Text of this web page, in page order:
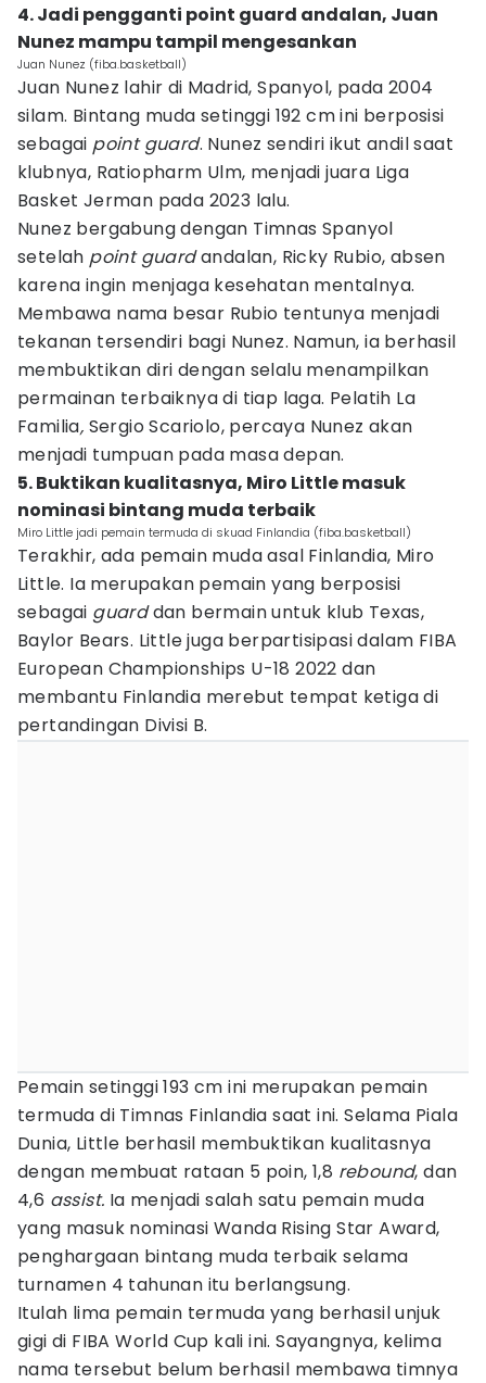
4. Jadi pengganti point guard andalan, Juan
Nunez mampu tampil mengesankan
Juan Nunez (fiba.basketball)
Juan Nunez lahir di Madrid, Spanyol, pada 2004
silam. Bintang muda setinggi 192 cm ini berposisi
sebagai point guard. Nunez sendiri ikut andil saat
klubnya, Ratiopharm Ulm, menjadi juara Liga
Basket Jerman pada 2023 lalu.
Nunez bergabung dengan Timnas Spanyol
setelah point guardandalan, Ricky Rubio, absen
karena ingin menjaga kesehatan mentalnya.
Membawa nama besar Rubio tentunya menjadi
tekanan tersendiri bagi Nunez. Namun, ia berhasil
membuktikan diri dengan selalu menampilkan
permainan terbaiknya di tiap laga. Pelatih La
Familia, Sergio Scariolo, percaya Nunez akan
menjadi tumpuan pada masa depan.
5. Buktikan kualitasnya, Miro Little masuk
nominasi bintang muda terbaik
Miro Little jadi pemain termuda di skuad Finlandia (fiba.basketball)
Terakhir, ada pemain muda asal Finlandia, Miro
Little. Ia merupakan pemain yang berposisi
sebagai guarddan bermain untuk klub Texas,
Baylor Bears. Little juga berpartisipasi dalam FIBA
European Championships ​​U-18 2022 dan
membantu Finlandia merebut tempat ketiga di
pertandingan Divisi B.
Pemain setinggi 193 cm ini merupakan pemain
termuda di Timnas Finlandia saat ini. Selama Piala
Dunia, Little berhasil membuktikan kualitasnya
dengan membuat rataan 5 poin, 1,8 rebound, dan
4,6 assist. Ia menjadi salah satu pemain muda
yang masuk nominasi Wanda Rising Star Award,
penghargaan bintang muda terbaik selama
turnamen 4 tahunan itu berlangsung.
Itulah lima pemain termuda yang berhasil unjuk
gigi di FIBA World Cup kali ini. Sayangnya, kelima
nama tersebut belum berhasil membawa timnya